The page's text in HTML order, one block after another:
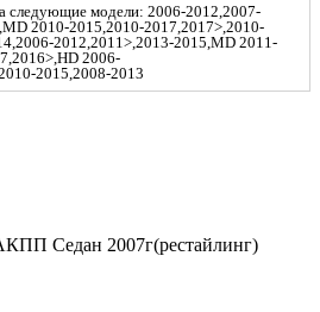
следующие модели: 2006-2012,2007-
2010-2015,2010-2017,2017>,2010-
2012,2011>,2013-2015,MD 2011-
2006-
2015,2008-2013
Седан 2007г(рестайлинг)